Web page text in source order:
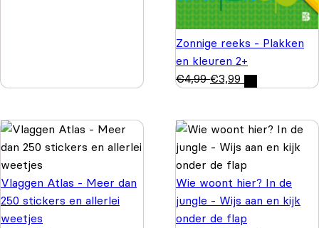
Zonnige reeks - Plakken
en kleuren 2+
€4,99 €3,99
Vlaggen Atlas - Meer dan
250 stickers en allerlei
weetjes
Wie woont hier? In de
jungle - Wijs aan en kijk
onder de flap